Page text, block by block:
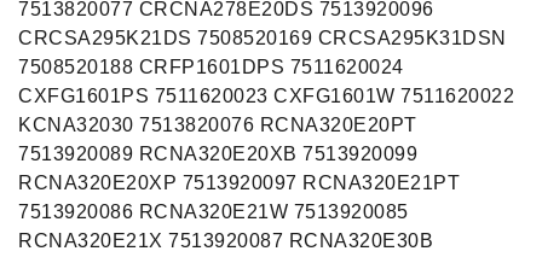
7513820077 CRCNA278E20DS 7513920096
CRCSA295K21DS 7508520169 CRCSA295K31DSN
7508520188 CRFP1601DPS 7511620024
CXFG1601PS 7511620023 CXFG1601W 7511620022
KCNA32030 7513820076 RCNA320E20PT
7513920089 RCNA320E20XB 7513920099
RCNA320E20XP 7513920097 RCNA320E21PT
7513920086 RCNA320E21W 7513920085
RCNA320E21X 7513920087 RCNA320E30B